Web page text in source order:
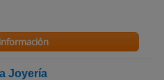
Joyería